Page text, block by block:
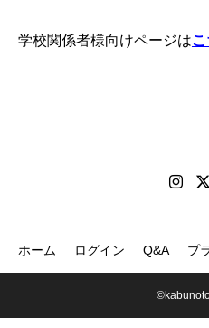
学校関係者様向けページはこ
ホーム ログイン Q&A プ